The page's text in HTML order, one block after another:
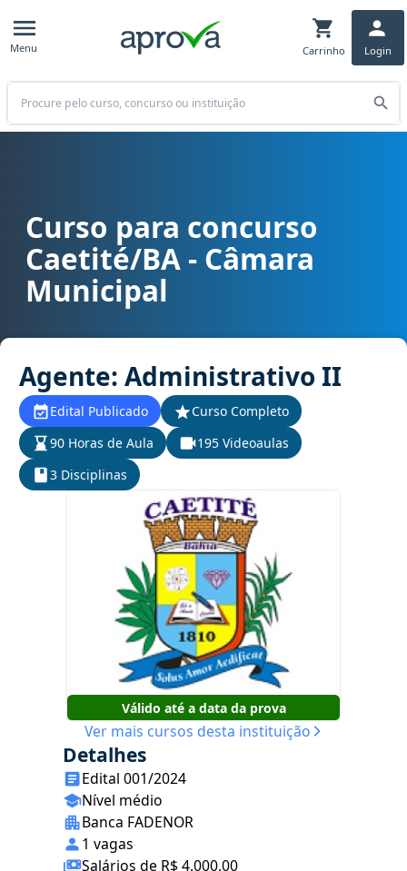
Menu Carrinho Login
Buscar
Curso para concurso Caetité/BA - Câmara Municipal cargo
Curso para concurso
Caetité/BA - Câmara
Municipal
Agente: Administrativo II
Edital Publicado
Curso Completo
90 Horas de Aula
195 Videoaulas
3 Disciplinas
Válido até a data da prova
Ver mais cursos desta instituição
Detalhes
Edital 001/2024
Nível médio
Banca FADENOR
1 vagas
Salários de R$ 4.000,00